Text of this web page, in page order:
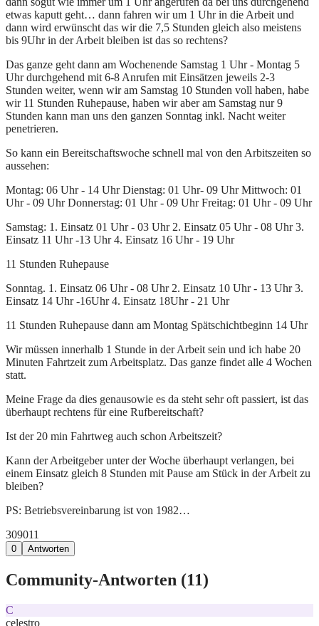
etwas kaputt geht… dann fahren wir um 1 Uhr in die Arbeit und
dann wird erwünscht das wir die 7,5 Stunden gleich also meistens
bis 9Uhr in der Arbeit bleiben ist das so rechtens?
Das ganze geht dann am Wochenende Samstag 1 Uhr - Montag 5
Uhr durchgehend mit 6-8 Anrufen mit Einsätzen jeweils 2-3
Stunden weiter, wenn wir am Samstag 10 Stunden voll haben, habe
wir 11 Stunden Ruhepause, haben wir aber am Samstag nur 9
Stunden kann man uns den ganzen Sonntag inkl. Nacht weiter
penetrieren.
So kann ein Bereitschaftswoche schnell mal von den Arbitszeiten so
aussehen:
Montag: 06 Uhr - 14 Uhr Dienstag: 01 Uhr- 09 Uhr Mittwoch: 01
Uhr - 09 Uhr Donnerstag: 01 Uhr - 09 Uhr Freitag: 01 Uhr - 09 Uhr
Samstag: 1. Einsatz 01 Uhr - 03 Uhr 2. Einsatz 05 Uhr - 08 Uhr 3.
Einsatz 11 Uhr -13 Uhr 4. Einsatz 16 Uhr - 19 Uhr
11 Stunden Ruhepause
Sonntag. 1. Einsatz 06 Uhr - 08 Uhr 2. Einsatz 10 Uhr - 13 Uhr 3.
Einsatz 14 Uhr -16Uhr 4. Einsatz 18Uhr - 21 Uhr
11 Stunden Ruhepause dann am Montag Spätschichtbeginn 14 Uhr
Wir müssen innerhalb 1 Stunde in der Arbeit sein und ich habe 20
Minuten Fahrtzeit zum Arbeitsplatz. Das ganze findet alle 4 Wochen
statt.
Meine Frage da dies genausowie es da steht sehr oft passiert, ist das
überhaupt rechtens für eine Rufbereitschaft?
Ist der 20 min Fahrtweg auch schon Arbeitszeit?
Kann der Arbeitgeber unter der Woche überhaupt verlangen, bei
einem Einsatz gleich 8 Stunden mit Pause am Stück in der Arbeit zu
bleiben?
PS: Betriebsvereinbarung ist von 1982…
309011
0 Antworten
Community-Antworten (11)
C
celestro